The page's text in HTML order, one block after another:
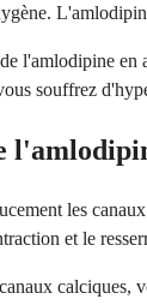
l'amlodipine
souffrez
les
et le
calciques,